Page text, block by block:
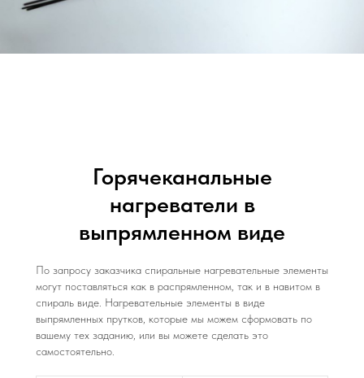
Горячеканальные
нагреватели в
выпрямленном виде
По запросу заказчика спиральные нагревательные элементы
могут поставляться как в распрямленном, так и в навитом в
спираль виде. Нагревательные элементы в виде
выпрямленных прутков, которые мы можем сформовать по
вашему тех заданию, или вы можете сделать это
самостоятельно.